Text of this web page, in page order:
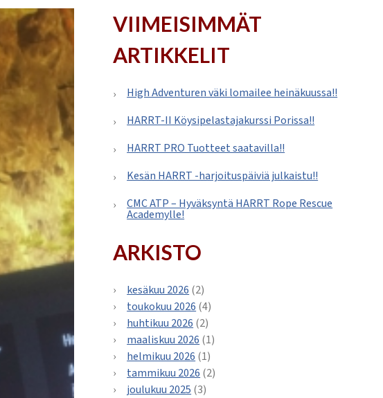
VIIMEISIMMÄT
ARTIKKELIT
High Adventuren väki lomailee heinäkuussa!!
HARRT-II Köysipelastajakurssi Porissa!!
HARRT PRO Tuotteet saatavilla!!
Kesän HARRT -harjoituspäiviä julkaistu!!
CMC ATP – Hyväksyntä HARRT Rope Rescue
Academylle!
ARKISTO
kesäkuu 2026 (2)
toukokuu 2026 (4)
huhtikuu 2026 (2)
maaliskuu 2026 (1)
helmikuu 2026 (1)
tammikuu 2026 (2)
joulukuu 2025 (3)